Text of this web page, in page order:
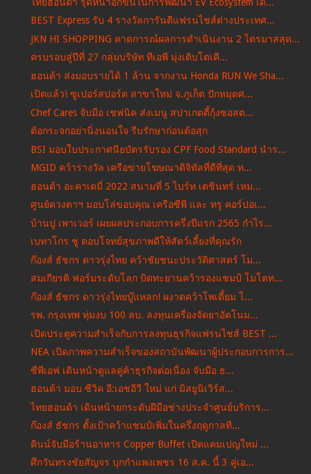
BEST Express รับ 4 รางวัลการันตีแฟรนไชส์ต่างประเทศ...
JKN HI SHOPPING คาดการณ์ผลการดำเนินงาน 2 ไตรมาสสุด...
ครบรอบสู่ปีที่ 27 กลุ่มบริษัท ทีเอพี มุ่งเติบโตเคี...
ฮอนด้า ส่งมอบรายได้ 1 ล้าน จากงาน Honda RUN We Sha...
เปิดแล้ว! ซูเปอร์สปอร์ต สาขาใหม่ จ.ภูเก็ต ปักหมุดศ...
Chef Cares จับมือ เชฟนิค ส่งเมนู สปาเกตตี้กุ้งซอสต...
ต้อกระจกอย่านิ่งนอนใจ รีบรักษาก่อนต้อสุก
BSI มอบใบประกาศนียบัตรรับรอง CPF Food Standard นำร...
MGID คว้ารางวัล เครือข่ายโฆษณาดิจิทัลที่ดีที่สุด ท...
ฮอนด้า อะคาเดมี่ 2022 สนามที่ 5 ไบร์ท เตชินทร์ เหม...
ศูนย์ดวงตาฯ มอบโล่ขอบคุณ เครือซีพี และ ทรู คอร์ปอเ...
บ้านปู เพาเวอร์ เผยผลประกอบการครึ่งปีแรก 2565 กำไร...
เบทาโกร ชู ตอบโจทย์สุขภาพดีให้สัตว์เลี้ยงที่คุณรัก
ก๊องส์ ธัชกร ดาวรุ่งไทย คว้าชัยชนะประวัติศาสตร์ โม...
สมเกียรติ ฟอร์มระดับโลก บิดทะยานคว้ารองแชมป์ โมโตท...
ก๊องส์ ธัชกร ดาวรุ่งไทยบู๊แหลก! ผงาดคว้าโพเดี้ยม โ...
รพ. กรุงเทพ ทุ่มงบ 100 ลบ. ลงทุนเครื่องจัดยาอัตโนม...
เปิดประตูความสำเร็จกับการลงทุนธุรกิจแฟรนไชส์ BEST ...
NEA เปิดภาพความสำเร็จของสถาบันพัฒนาผู้ประกอบการการ...
ซีพีเอฟ เดินหน้าดูแลคู่ค้าธุรกิจต่อเนื่อง จับมือ ธ...
ฮอนด้า มอบ ซีวิค อี:เอชอีวี ใหม่ แก่ มิสยูนิเวิร์ส...
ไทยฮอนด้า เดินหน้ายกระดับฝีมือช่างประจำศูนย์บริการ...
ก๊องส์ ธัชกร ตั้งเป้าคว้าแชมป์เพิ่มในครึ่งฤดูกาลที...
คินน์จับมือร้านอาหาร Copper Buffet เปิดแคมเปญใหม่ ...
ศึกวันทรงชัยสัญจร บุกกำแพงเพชร 16 ส.ค. นี้ 3 คู่เอ...